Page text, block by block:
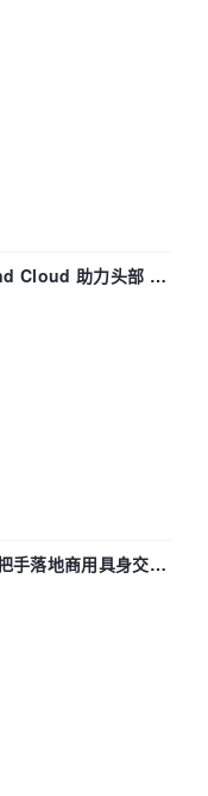
Cloud 助力头部 AI
手落地商用具身交互